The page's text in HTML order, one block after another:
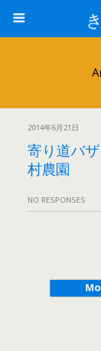
2014年6月21日
寄り道バ
村農園
NO RESPONSES